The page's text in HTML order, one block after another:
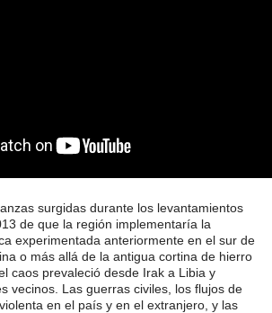
surgidas durante los levantamientos
de que la región implementaría la
experimentada anteriormente en el sur de
o más allá de la antigua cortina de hierro
caos prevaleció desde Irak a Libia y
vecinos. Las guerras civiles, los flujos de
en el país y en el extranjero, y las